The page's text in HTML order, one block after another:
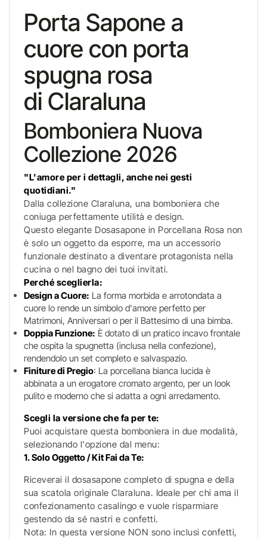
Porta Sapone a
cuore con porta
spugna rosa
di Claraluna
Bomboniera Nuova
Collezione 2026
"L'amore per i dettagli, anche nei gesti
quotidiani."
Dalla collezione Claraluna, una bomboniera che
coniuga perfettamente utilità e design.
Questo elegante Dosasapone in Porcellana Rosa non
è solo un oggetto da esporre, ma un accessorio
funzionale destinato a diventare protagonista nella
cucina o nel bagno dei tuoi invitati.
Perché sceglierla:
Design a Cuore: La forma morbida e arrotondata a
cuore lo rende un simbolo d'amore perfetto per
Matrimoni, Anniversari o per il Battesimo di una bimba.
Doppia Funzione: È dotato di un pratico incavo frontale
che ospita la spugnetta (inclusa nella confezione),
rendendolo un set completo e salvaspazio.
Finiture di Pregio: La porcellana bianca lucida è
abbinata a un erogatore cromato argento, per un look
pulito e moderno che si adatta a ogni arredamento.
Scegli la versione che fa per te:
Puoi acquistare questa bomboniera in due modalità,
selezionando l'opzione dal menu:
1. Solo Oggetto / Kit Fai da Te:
Riceverai il dosasapone completo di spugna e della
sua scatola originale Claraluna. Ideale per chi ama il
confezionamento casalingo e vuole risparmiare
gestendo da sé nastri e confetti.
Nota: In questa versione NON sono inclusi confetti,